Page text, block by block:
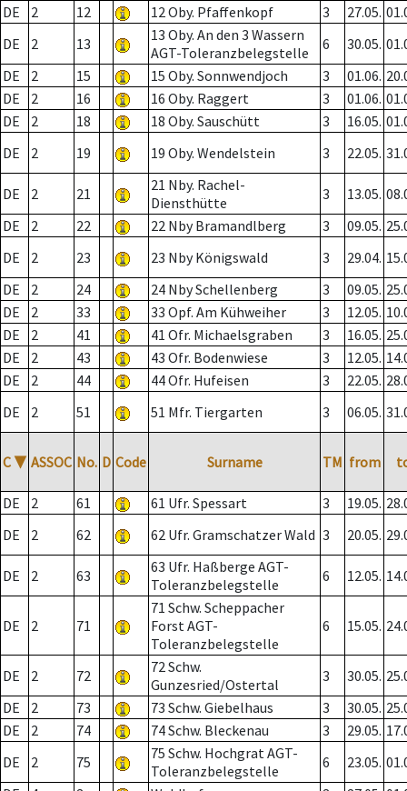
DE
2 12 12 Oby. Pfaffenkopf 3 27.05.
DE
2 13
13 Oby. An den 3 Wassern
AGT-Toleranzbelegstelle
6 30.05.
DE
2 15 15 Oby. Sonnwendjoch 3 01.06.
DE
2 16 16 Oby. Raggert 3 01.06.
DE
2 18 18 Oby. Sauschütt 3 16.05.
DE
2 19 19 Oby. Wendelstein 3 22.05.
DE 2 21
21 Nby. Rachel-
Diensthütte
3 13.05.
DE
2 22 22 Nby Bramandlberg 3 09.05.
DE
2 23 23 Nby Königswald 3 29.04.
DE
2 24 24 Nby Schellenberg 3 09.05.
DE
2 33 33 Opf. Am Kühweiher 3 12.05.
DE
2 41 41 Ofr. Michaelsgraben 3 16.05.
DE
2 43 43 Ofr. Bodenwiese 3 12.05.
DE
2 44 44 Ofr. Hufeisen 3 22.05.
DE
2 51 51 Mfr. Tiergarten 3 06.05.
C ▼ ASSOC No. D Code Surname TM from
DE 2 61 61 Ufr. Spessart 3 19.05.
DE
2 62 62 Ufr. Gramschatzer Wald 3 20.05.
DE 2 63
63 Ufr. Haßberge AGT-
Toleranzbelegstelle
6 12.05.
DE 2 71
71 Schw. Scheppacher
Forst AGT-
Toleranzbelegstelle
6 15.05.
DE 2 72
72 Schw.
Gunzesried/Ostertal
3 30.05.
DE
2 73 73 Schw. Giebelhaus 3 30.05.
DE
2 74 74 Schw. Bleckenau 3 29.05.
DE
2 75
75 Schw. Hochgrat AGT-
Toleranzbelegstelle
6 23.05.